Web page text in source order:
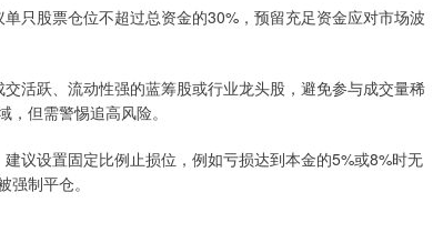
只股票仓位不超过总资金的30%，预留充足资金应对市场波
活跃、流动性强的蓝筹股或行业龙头股，避免参与成交量稀
但需警惕追高风险。
议设置固定比例止损位，例如亏损达到本金的5%或8%时无
制平仓。